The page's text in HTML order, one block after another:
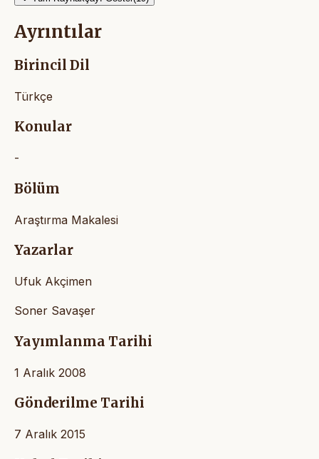
Ayrıntılar
Birincil Dil
Türkçe
Konular
-
Bölüm
Araştırma Makalesi
Yazarlar
Ufuk Akçimen
Soner Savaşer
Yayımlanma Tarihi
1 Aralık 2008
Gönderilme Tarihi
7 Aralık 2015